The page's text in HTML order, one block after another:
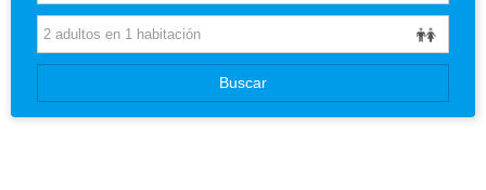
Paquetes
Baleares
Buscar